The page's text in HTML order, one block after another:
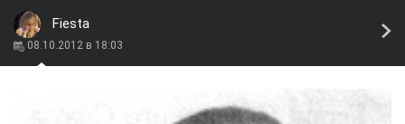
Fiesta
08.10.2012 в 18:03